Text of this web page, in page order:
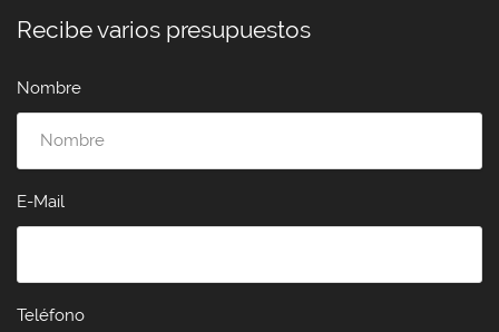
Recibe varios presupuestos
Nombre
E-Mail
Teléfono